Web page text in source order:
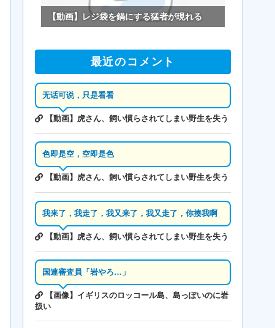
【動画】レジ袋を鍋にする猛者が現れる
最近のコメント
无话可说，只是看看
【動画】虎さん、飼い慣らされてしまい野生を失う
色即是空，空即是色
【動画】虎さん、飼い慣らされてしまい野生を失う
我来了，我走了，我又来了，我又走了，你揍我啊
【動画】虎さん、飼い慣らされてしまい野生を失う
国連審査員「岩やろ…」
【画像】イギリスのロッコール島、島っぽいのに岩
扱い